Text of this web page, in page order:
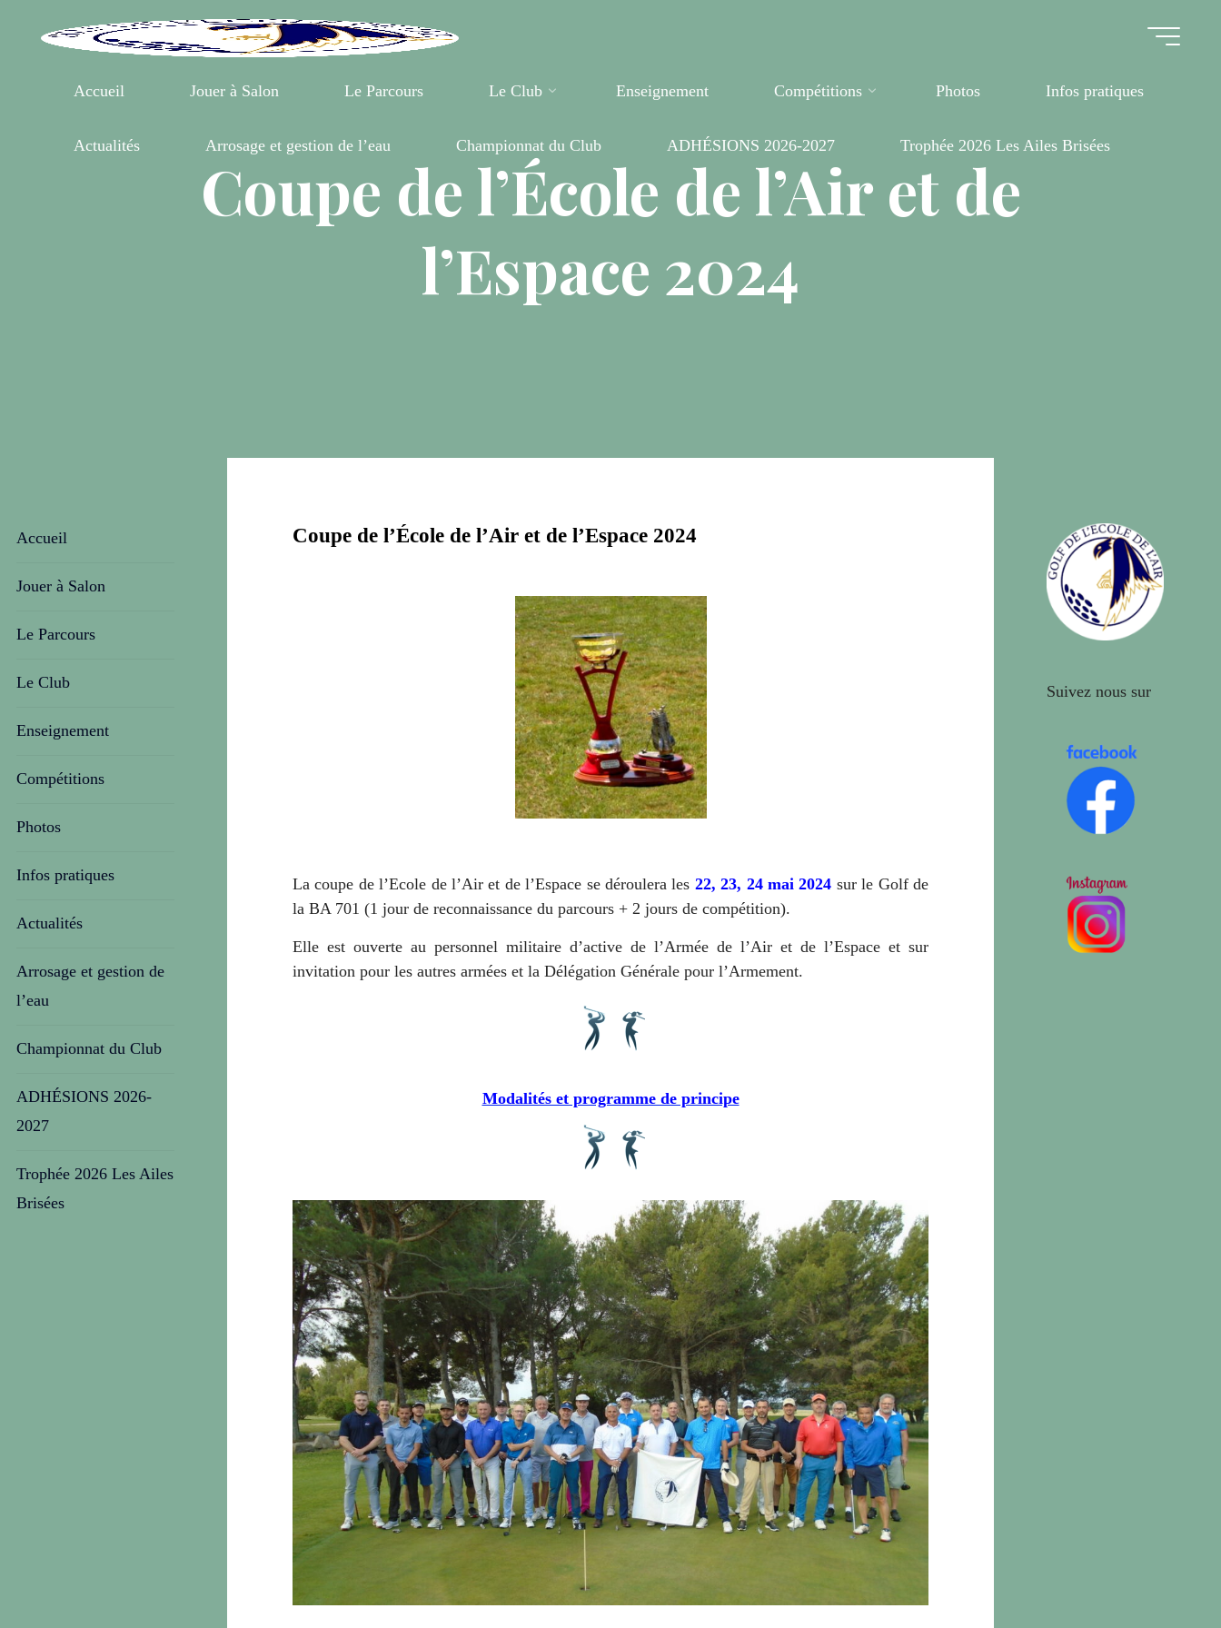
Accueil
Jouer à Salon Le Parcours Le Club Enseignement Compétitions Photos Infos pratiques
Actualités Arrosage et gestion de l’eau Championnat du Club ADHÉSIONS 2026-2027 Trophée 2026 Les Ailes Brisées
Coupe de l’École de l’Air et de
l’Espace 2024
Coupe de l’École de l’Air et de l’Espace 2024
La coupe de l’Ecole de l’Air et de l’Espace se déroulera les 22, 23, 24 mai 2024 sur le Golf de
la BA 701 (1 jour de reconnaissance du parcours + 2 jours de compétition).
Elle est ouverte au personnel militaire d’active de l’Armée de l’Air et de l’Espace et sur
invitation pour les autres armées et la Délégation Générale pour l’Armement.
Modalités et programme de principe
Accueil
Jouer à Salon
Le Parcours
Le Club
Enseignement
Compétitions
Photos
Infos pratiques
Actualités
Arrosage et gestion de
l’eau
Championnat du Club
ADHÉSIONS 2026-
2027
Trophée 2026 Les Ailes
Brisées
Suivez nous sur